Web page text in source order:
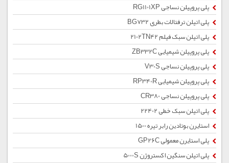
پلی پروپیلن نساجی RG1101XP
پلی اتیلن ترفتالات بطری BG732
پلی اتیلن سبک فیلم 2102TN42
پلی پروپیلن شیمیایی ZB332C
پلی پروپیلن نساجی V30S
پلی پروپیلن شیمیایی RP340R
پلی پروپیلن نساجی CR380
پلی اتیلن سبک خطی 22402
استایرن بوتادین رابر تیره 1500
پلی استایرن معمولی GP26C
پلی اتیلن سنگین اکستروژن 5000S